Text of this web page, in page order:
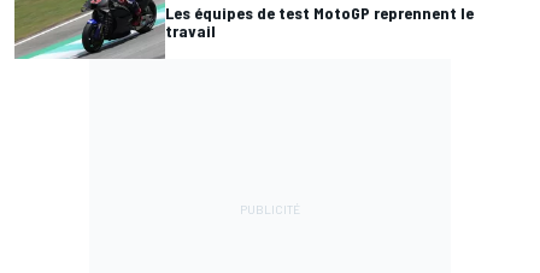
Les équipes de test MotoGP reprennent le
travail